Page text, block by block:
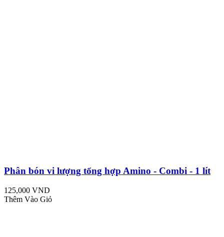
Phân bón vi lượng tổng hợp Amino - Combi - 1 lít
125,000 VND
Thêm Vào Giỏ